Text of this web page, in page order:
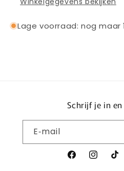
Lage voorraad: nog maar 1
Schrijf je in
E‑mail
FacebookInstagram